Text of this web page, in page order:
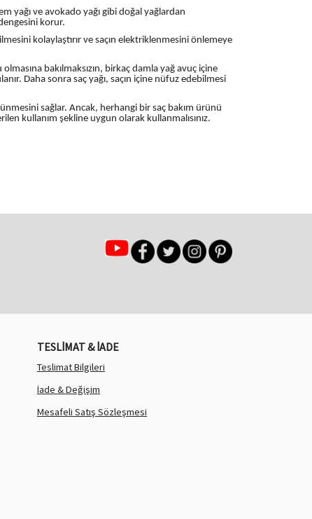
yağı ve avokado yağı gibi doğal yağlardan
korur.
kolaylaştırır ve saçın elektriklenmesini önlemeye
bakılmaksızın, birkaç damla yağ avuç içine
Daha sonra saç yağı, saçın içine nüfuz edebilmesi
sağlar. Ancak, herhangi bir saç bakım ürünü
kullanım şekline uygun olarak kullanmalısınız.
TESLİMAT & İADE
Teslimat Bilgileri
İade & Değişim
Mesafeli Satış Sözleşmesi